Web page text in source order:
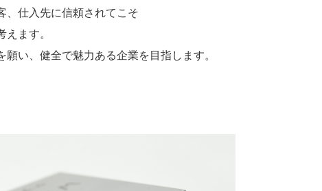
、仕入先に信頼されてこそ
えます。
願い、健全で魅力ある企業を目指します。